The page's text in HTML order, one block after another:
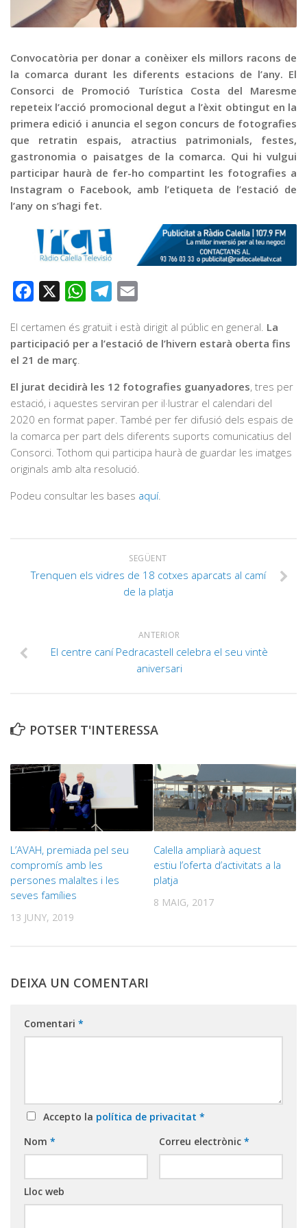
Publicitat
Contacte
Convocatòria per donar a conèixer els millors racons de
la comarca durant les diferents estacions de l’any. El
Consorci de Promoció Turística Costa del Maresme
repeteix l’acció promocional degut a l’èxit obtingut en la
primera edició i anuncia el segon concurs de fotografies
que retratin espais, atractius patrimonials, festes,
gastronomia o paisatges de la comarca. Qui hi vulgui
participar haurà de fer-ho compartint les fotografies a
Instagram o Facebook, amb l’etiqueta de l’estació de
l’any on s’hagi fet.
Facebook WhatsAppTelegram
El certamen és gratuït i està dirigit al públic en general. La
participació per a l’estació de l’hivern estarà oberta fins
el 21 de març
El jurat decidirà les 12 fotografies guanyadores, tres per
estació, i aquestes serviran per il·lustrar el calendari del
2020 en format paper. També per fer difusió dels espais de
la comarca per part dels diferents suports comunicatius del
Consorci. Tothom qui participa haurà de guardar les imatges
originals amb alta resolució.
Podeu consultar les bases aquí.
SEGÜENT
Trenquen els vidres de 18 cotxes aparcats al camí
de la platja
ANTERIOR
El centre caní Pedracastell celebra el seu vintè
aniversari
POTSER T'INTERESSA
L’AVAH, premiada pel seu
compromís amb les
persones malaltes i les
seves famílies
13 JUNY, 2019
Calella ampliarà aquest
estiu l’oferta d’activitats a la
platja
8 MAIG, 2017
DEIXA UN COMENTARI
Comentari *
Accepto la política de privacitat *
Nom * Correu electrònic *
Lloc web